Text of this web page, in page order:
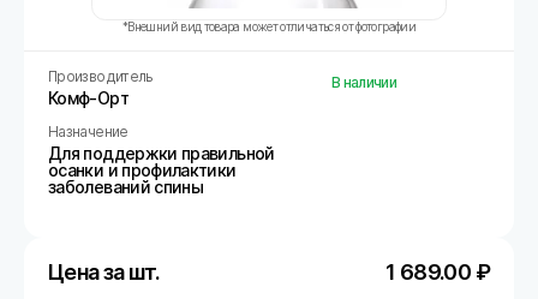
*Внешний вид товара может отличаться от фотографии
Производитель
Комф-Орт
Назначение
Для поддержки правильной
осанки и профилактики
заболеваний спины
В наличии
Цена за шт. 1 689.00 ₽